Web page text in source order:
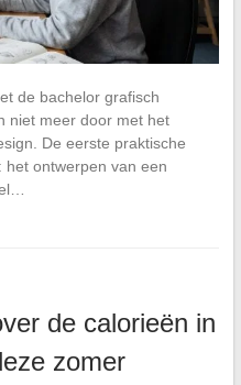
de bachelor grafisch
niet meer door met het
De eerste praktische
het ontwerpen van een
de calorieën in
zomer